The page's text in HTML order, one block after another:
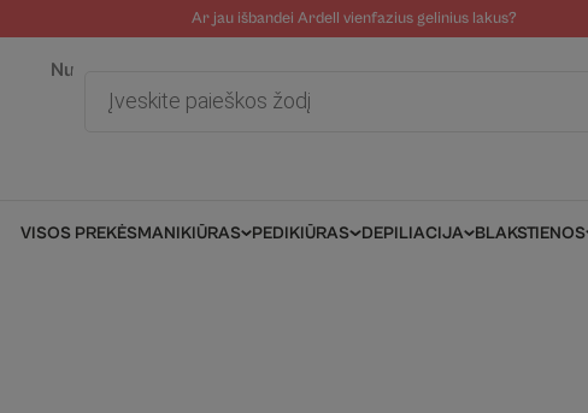
Ar jau išbandei Ardell vienfazius gelinius lakus?
Nuotolinė pagalba
search
VISOS PREKĖSMANIKIŪRAS PEDIKIŪRAS DEPILIACIJA BLAKSTIENOS